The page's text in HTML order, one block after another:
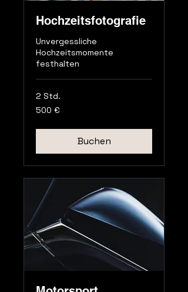
Hochzeitsfotografie
Unvergessliche
Hochzeitsmomente
festhalten
2 Std.
500
Euro
500 €
Buchen